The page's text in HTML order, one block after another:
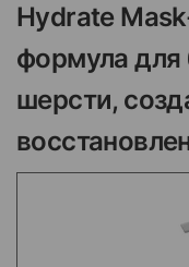
Hydrate
формула для
шерсти,